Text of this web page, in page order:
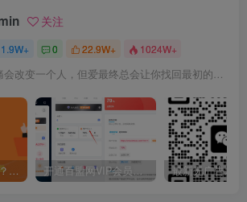
关注
1.9W+ 0 22.9W+ 1024W+
伤痛会改变一个人，但爱最终总会让你找回最初的自己
你还在到处找项目？还在当韭菜？我靠卖项目一个月收入5万+，曾经我也是个失败者。 开通百盟网VIP会员，尊享全站资源免费下载，享70%的推广提成！！【限时五折优惠】